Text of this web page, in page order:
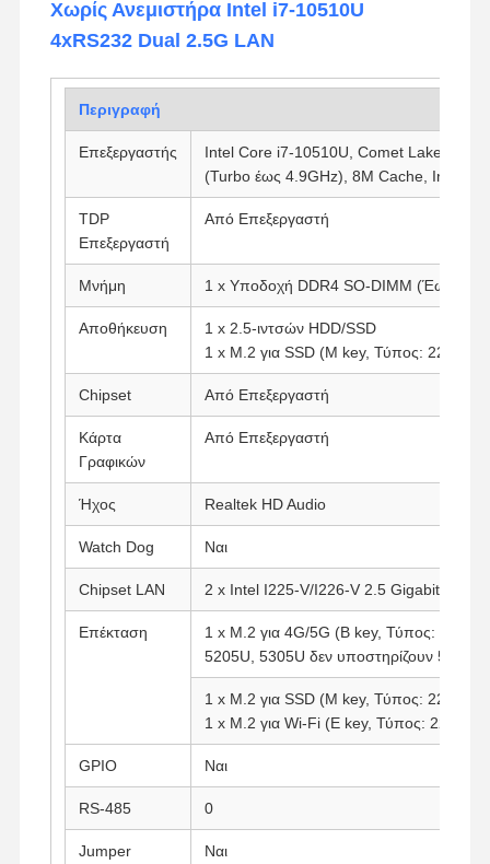
Χωρίς Ανεμιστήρα Intel i7-10510U
4xRS232 Dual 2.5G LAN
Περιγραφή
Επεξεργαστής
Intel Core i7-10510U, Comet Lake, 4
(Turbo έως 4.9GHz), 8M Cache, Intel
TDP
Επεξεργαστή
Από Επεξεργαστή
Μνήμη 1 x Υποδοχή DDR4 SO-DIMM (Έως
Αποθήκευση
1 x 2.5-ιντσών HDD/SSD
1 x M.2 για SSD (M key, Τύπος: 2280)
Chipset Από Επεξεργαστή
Κάρτα
Γραφικών
Από Επεξεργαστή
Ήχος Realtek HD Audio
Watch Dog Ναι
Chipset LAN 2 x Intel I225-V/I226-V 2.5 Gigabit LAN
Επέκταση
1 x M.2 για 4G/5G (B key, Τύπος: 3042/
5205U, 5305U δεν υποστηρίζουν 5G
1 x M.2 για SSD (M key, Τύπος: 2280)
1 x M.2 για Wi-Fi (E key, Τύπος: 2230)
GPIO Ναι
RS-485 0
Jumper
Ναι